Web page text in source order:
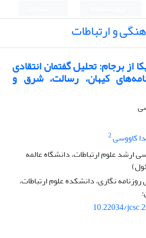
و ارتباطات
از برجام: تحلیل گفتمان انتقادی
کیهان، رسالت، شرق و
کاووسی2
ارشد علوم ارتباطات، دانشگاه عالمه
نگاری، دانشکده علوم ارتباطات،
10.22034/